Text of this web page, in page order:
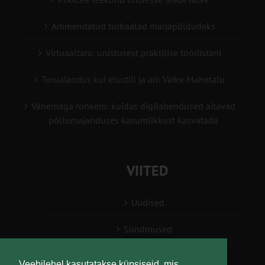
Ammendatud turbaalad marjapõldudeks
Virtuaaltara: unistusest praktilise tööriistani
Turuaiandus kui elustiil ja äri: Väike Mahetalu
Vähemaga rohkem: kuidas digilahendused aitavad
põllumajanduses kasumlikkust kasvatada
VIITED
Uudised
Sündmused